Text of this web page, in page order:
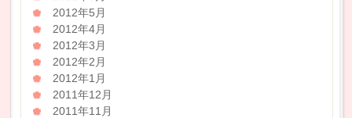
2012年5月
2012年4月
2012年3月
2012年2月
2012年1月
2011年12月
2011年11月